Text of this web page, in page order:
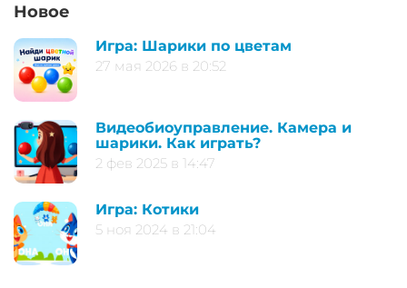
Новое
Игра: Шарики по цветам
27 мая 2026 в 20:52
Видеобиоуправление. Камера и
шарики. Как играть?
2 фев 2025 в 14:47
Игра: Котики
5 ноя 2024 в 21:04